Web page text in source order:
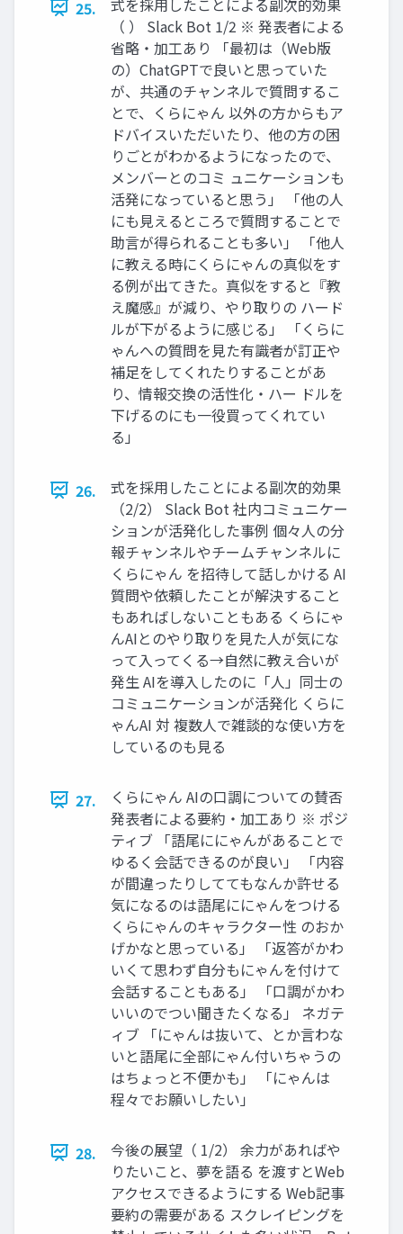
25.
（ ） Slack Bot 1/2 ※ 発表者による
省略・加工あり 「最初は（Web版
の）ChatGPTで良いと思っていた
が、共通のチャンネルで質問するこ
とで、くらにゃん 以外の方からもア
ドバイスいただいたり、他の方の困
りごとがわかるようになったので、
メンバーとのコミ ュニケーションも
活発になっていると思う」 「他の人
にも見えるところで質問することで
助言が得られることも多い」 「他人
に教える時にくらにゃんの真似をす
る例が出てきた。真似をすると『教
え魔感』が減り、やり取りの ハード
ルが下がるように感じる」 「くらに
ゃんへの質問を見た有識者が訂正や
補足をしてくれたりすることがあ
り、情報交換の活性化・ハー ドルを
下げるのにも一役買ってくれてい
る」
26.
式を採用したことによる副次的効果
（2/2） Slack Bot 社内コミュニケー
ションが活発化した事例 個々人の分
報チャンネルやチームチャンネルに
くらにゃん を招待して話しかける AI
質問や依頼したことが解決すること
もあればしないこともある くらにゃ
んAIとのやり取りを見た人が気にな
って入ってくる→自然に教え合いが
発生 AIを導入したのに「人」同士の
コミュニケーションが活発化 くらに
ゃんAI 対 複数人で雑談的な使い方を
しているのも見る
27.
くらにゃん AIの口調についての賛否
発表者による要約・加工あり ※ ポジ
ティブ 「語尾ににゃんがあることで
ゆるく会話できるのが良い」 「内容
が間違ったりしててもなんか許せる
気になるのは語尾ににゃんをつける
くらにゃんのキャラクター性 のおか
げかなと思っている」 「返答がかわ
いくて思わず自分もにゃんを付けて
会話することもある」 「口調がかわ
いいのでつい聞きたくなる」 ネガテ
ィブ 「にゃんは抜いて、とか言わな
いと語尾に全部にゃん付いちゃうの
はちょっと不便かも」 「にゃんは
程々でお願いしたい」
28.
今後の展望（ 1/2） 余力があればや
りたいこと、夢を語る を渡すとWeb
アクセスできるようにする Web記事
要約の需要がある スクレイピングを